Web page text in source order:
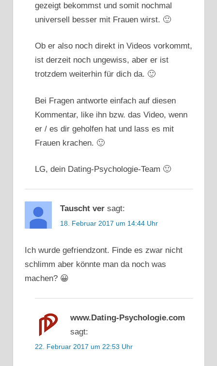
gezeigt bekommst und somit nochmal
universell besser mit Frauen wirst. 🙂
Ob er also noch direkt in Videos vorkommt,
ist derzeit noch ungewiss, aber er ist
trotzdem weiterhin für dich da. 🙂
Bei Fragen antworte einfach auf diesen
Kommentar, like ihn bzw. das Video, wenn
er / es dir geholfen hat und lass es mit
Frauen krachen. 🙂
LG, dein Dating-Psychologie-Team 🙂
Tauscht ver sagt:
18. Februar 2017 um 14:44 Uhr
Ich wurde gefriendzont. Finde es zwar nicht
schlimm aber könnte man da noch was
machen? 😀
www.Dating-Psychologie.com
sagt:
22. Februar 2017 um 22:53 Uhr